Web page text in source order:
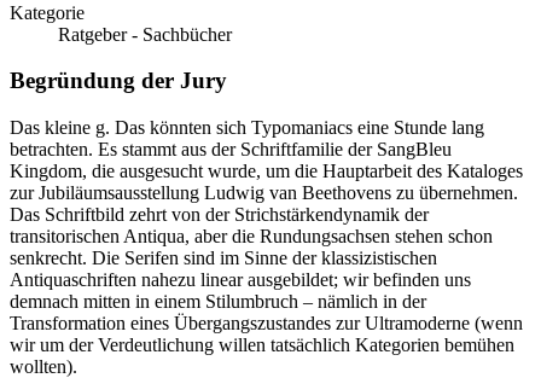
Kategorie
Ratgeber - Sachbücher
Begründung der Jury
Das kleine g. Das könnten sich Typomaniacs eine Stunde lang
betrachten. Es stammt aus der Schriftfamilie der SangBleu
Kingdom, die ausgesucht wurde, um die Hauptarbeit des Kataloges
zur Jubiläumsausstellung Ludwig van Beethovens zu übernehmen.
Das Schriftbild zehrt von der Strichstärkendynamik der
transitorischen Antiqua, aber die Rundungsachsen stehen schon
senkrecht. Die Serifen sind im Sinne der klassizistischen
Antiquaschriften nahezu linear ausgebildet; wir befinden uns
demnach mitten in einem Stilumbruch – nämlich in der
Transformation eines Übergangszustandes zur Ultramoderne (wenn
wir um der Verdeutlichung willen tatsächlich Kategorien bemühen
wollten).